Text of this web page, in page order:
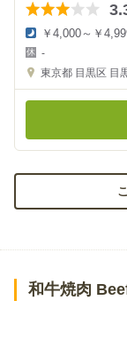
夜
の
金
￥4,000～￥
-
東京都 目黒区 目
和牛焼肉